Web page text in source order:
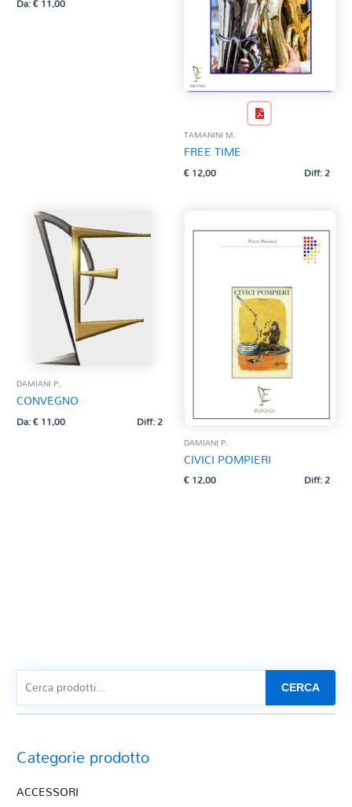
TAMANINI M.
FREE TIME
€12,00 Diff: 2
DAMIANI P.
CONVEGNO
Da:€11,00 Diff: 2
DAMIANI P.
CIVICI POMPIERI
€12,00 Diff: 2
CERCA
Categorie prodotto
ACCESSORI